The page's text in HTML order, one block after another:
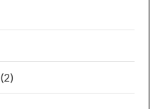
(2)